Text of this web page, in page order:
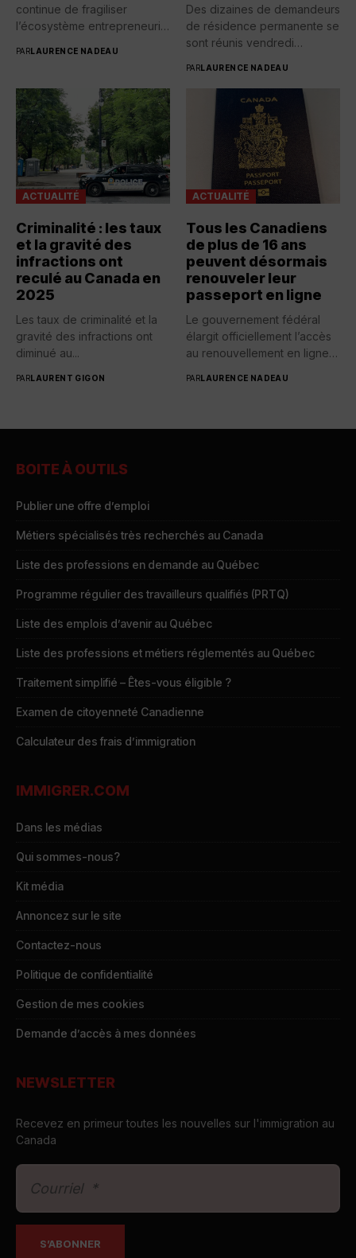
continue de fragiliser
l’écosystème entrepreneurial
PARLAURENCE NADEAU
Des dizaines de demandeurs
de résidence permanente se
sont réunis vendredi
PARLAURENCE NADEAU
ACTUALITÉ
Criminalité : les taux
et la gravité des
infractions ont
reculé au Canada en
2025
Les taux de criminalité et la
gravité des infractions ont
diminué au...
PARLAURENT GIGON
ACTUALITÉ
Tous les Canadiens
de plus de 16 ans
peuvent désormais
renouveler leur
passeport en ligne
Le gouvernement fédéral
élargit officiellement l’accès
au renouvellement en ligne
PARLAURENCE NADEAU
BOITE À OUTILS
Publier une offre d’emploi
Métiers spécialisés très recherchés au Canada
Liste des professions en demande au Québec
Programme régulier des travailleurs qualifiés (PRTQ)
Liste des emplois d’avenir au Québec
Liste des professions et métiers réglementés au Québec
Traitement simplifié – Êtes-vous éligible ?
Examen de citoyenneté Canadienne
Calculateur des frais d’immigration
IMMIGRER.COM
Dans les médias
Qui sommes-nous?
Kit média
Annoncez sur le site
Contactez-nous
Politique de confidentialité
Gestion de mes cookies
Demande d’accès à mes données
NEWSLETTER
Recevez en primeur toutes les nouvelles sur l'immigration au
Canada